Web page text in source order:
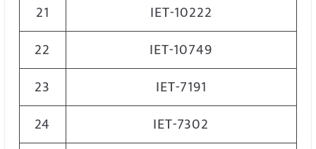
21
IET-10222
22
IET-10749
23
IET-7191
24
IET-7302